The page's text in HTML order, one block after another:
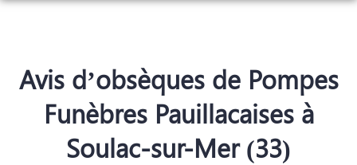
ORGANISER DES OBSÈQUES
PRÉVOIR SES OBSÈQUES
MONUMENTS FUNÉRAIRES
NOTRE CHAMBRE FUNERAIRE
ESPACES HOMMAGES
Avis d’obsèques de Pompes
Funèbres Pauillacaises à
Soulac-sur-Mer (33)